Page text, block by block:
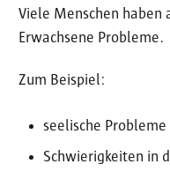
Viele Menschen haben
Erwachsene Probleme.
Zum Beispiel:
seelische Probleme
Schwierigkeiten in